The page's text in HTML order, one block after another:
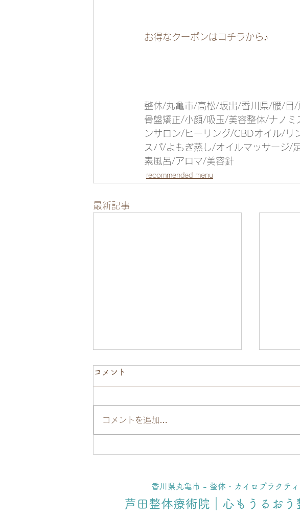
お得なクーポンはコチラから♪
整体/丸亀市/高松/坂出/香川県/腰/
骨盤矯正/小顔/吸玉/美容整体/ナノ
ンサロン/ヒーリング/CBDオイル/リ
スパ/よもぎ蒸し/オイルマッサージ/
素風呂/アロマ/美容針
recommended menu
最新記事
女性の肩こりは〇〇で治す！
お腹
コメント
コメントを追加…
香川県丸亀市 - 整体・カイロプラクティ
芦田整体療術院｜心もうるおう